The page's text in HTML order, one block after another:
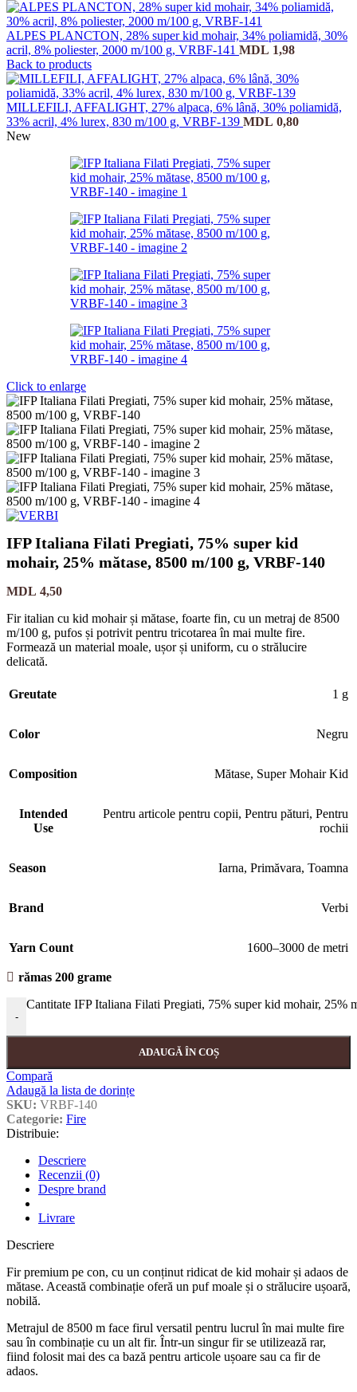
ALPES PLANCTON, 28% super kid mohair, 34% poliamidă, 30%
acril, 8% poliester, 2000 m/100 g, VRBF-141 MDL 1,98
Back to products
MILLEFILI, AFFALIGHT, 27% alpaca, 6% lână, 30% poliamidă,
33% acril, 4% lurex, 830 m/100 g, VRBF-139 MDL 0,80
New
Click to enlarge
IFP Italiana Filati Pregiati, 75% super kid
mohair, 25% mătase, 8500 m/100 g, VRBF-140
MDL 4,50
Fir italian cu kid mohair și mătase, foarte fin, cu un metraj de 8500
m/100 g, pufos și potrivit pentru tricotarea în mai multe fire.
Formează un material moale, ușor și uniform, cu o strălucire
delicată.
Greutate 1 g
Color Negru
Composition Mătase, Super Mohair Kid
Intended
Use
Pentru articole pentru copii, Pentru pături, Pentru
rochii
Season Iarna, Primăvara, Toamna
Brand Verbi
Yarn Count 1600–3000 de metri
rămas 200 grame
-
Cantitate IFP Italiana Filati Pregiati, 75% super kid mohair, 25%
ADAUGĂ ÎN COȘ
Compară
Adaugă la lista de dorințe
SKU: VRBF-140
Categorie: Fire
Distribuie:
Descriere
Recenzii (0)
Despre brand
Livrare
Descriere
Fir premium pe con, cu un conținut ridicat de kid mohair și adaos de
mătase. Această combinație oferă un puf moale și o strălucire ușoară,
nobilă.
Metrajul de 8500 m face firul versatil pentru lucrul în mai multe fire
sau în combinație cu un alt fir. Într-un singur fir se utilizează rar,
fiind folosit mai des ca bază pentru articole ușoare sau ca fir de
adaos.